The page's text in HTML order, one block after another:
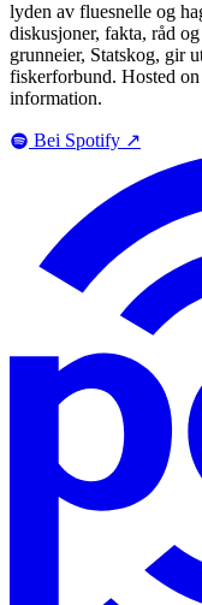
lyden av fluesnelle og
diskusjoner, fakta, råd
grunneier, Statskog, gir
fiskerforbund. Hosted
information.
Bei Spotify ↗